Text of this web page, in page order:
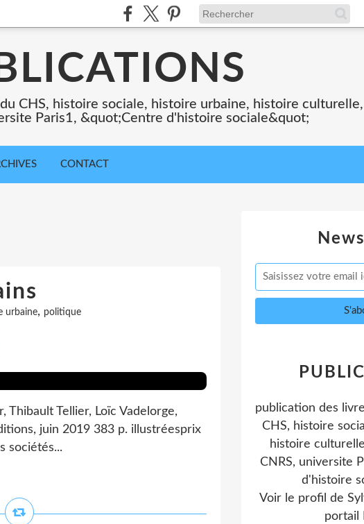
CHS, histoire sociale, histoire urbaine, histoire
Paris1, &quot;Centre d'histoire sociale&quot;
CONTACT
urbaine, politique
Thibault Tellier, Loïc Vadelorge,
juin 2019 383 p. illustréesprix
sociétés...
publication des
CHS, histoire
histoire
CNRS, universite
d'histoire
Voir le profil de
portail